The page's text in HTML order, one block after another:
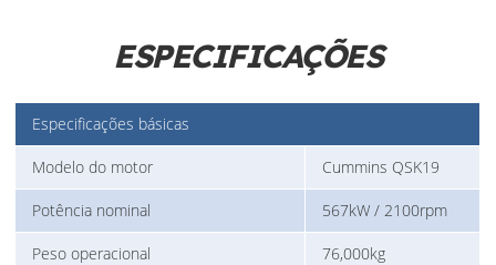
ESPECIFICAÇÕES
Especificações básicas
Modelo do motor Cummins QSK19
Potência nominal 567kW / 2100rpm
Peso operacional 76,000kg